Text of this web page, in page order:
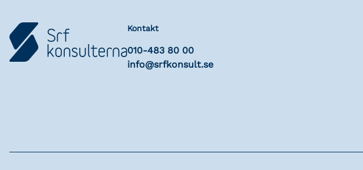
Kontakt
010-483 80 00
info@srfkonsult.se